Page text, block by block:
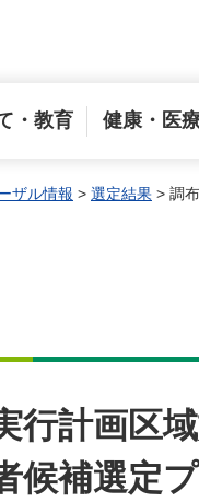
・教育 健康・医
ザル情報 > 選定結果 > 調
行計画区
候補選定